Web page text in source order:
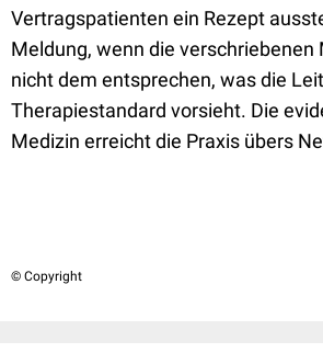
Vertragspatienten ein Rezept
Meldung, wenn die verschriebenen
nicht dem entsprechen, was die
Therapiestandard vorsieht. Die
Medizin erreicht die Praxis übers
© Copyright